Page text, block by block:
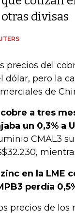
otras divisas
precios del
dólar, pero la
de
cobre a tres
un 0,3% a
CMAL3
zinc en la LME
perdía
precios de